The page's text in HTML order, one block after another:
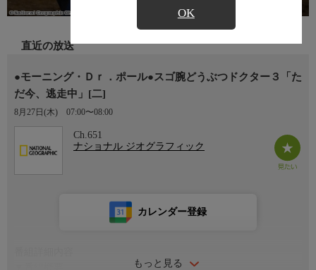
OK
直近の放送
●モーニング・Ｄｒ．ポール●スゴ腕どうぶつドクター３「た
だ今、逃走中」[二]
8月27日(木) 07:00〜08:00
Ch.651
ナショナル ジオグラフィック
もっと見る
カレンダー登録